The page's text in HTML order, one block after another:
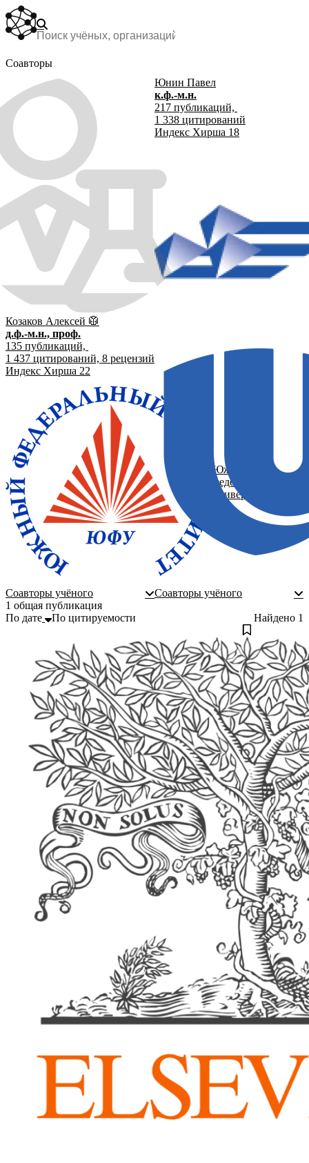
Соавторы
Козаков Алексей 🥼
д.ф.-м.н., проф.
135 публикаций,
1 437 цитирований, 8 рецензий
Индекс Хирша 22
Южный
федеральный
университет
Соавторы учёного
Юнин Павел
к.ф.-м.н.
217 публикаций,
1 338 цитирований
Индекс Хирша 18
Соавторы учёного
1 общая публикация
Найдено 1
По дате По цитируемости